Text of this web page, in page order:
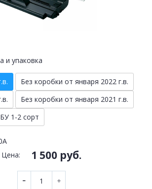
и упаковка
Без коробки от января 2022 г.в.
Без коробки от января 2021 г.в.
БУ 1-2 сорт
Цена:
1 500 руб.